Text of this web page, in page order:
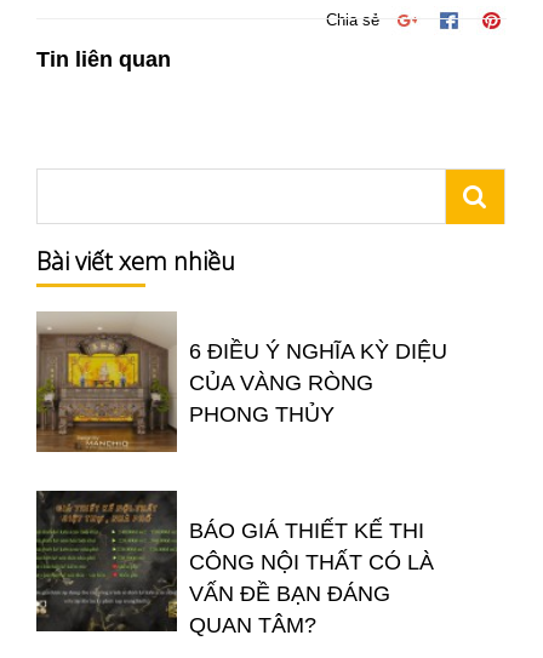
Chia sẻ
Tin liên quan
Bài viết xem nhiều
6 ĐIỀU Ý NGHĨA KỲ DIỆU
CỦA VÀNG RÒNG
PHONG THỦY
BÁO GIÁ THIẾT KẾ THI
CÔNG NỘI THẤT CÓ LÀ
VẤN ĐỀ BẠN ĐÁNG
QUAN TÂM?